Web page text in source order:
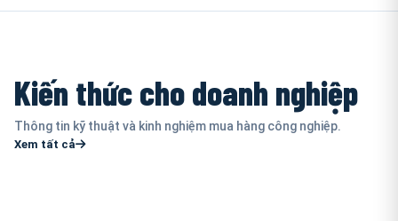
Kiến thức cho doanh nghiệp
Thông tin kỹ thuật và kinh nghiệm mua hàng công nghiệp.
Xem tất cả